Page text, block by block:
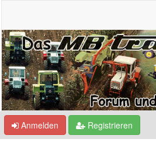
Anmelden Registrieren